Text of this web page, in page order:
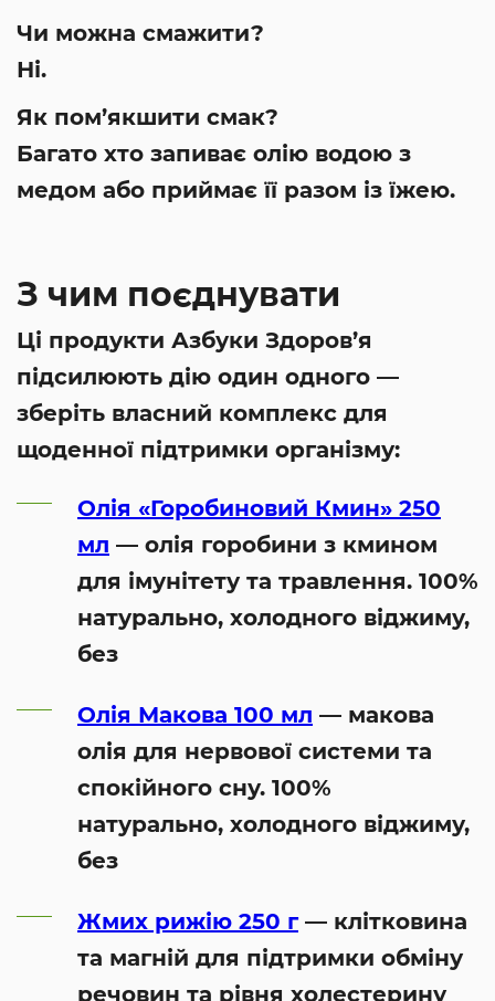
Чи можна смажити?
Ні.
Як пом’якшити смак?
Багато хто запиває олію водою з
медом або приймає її разом із їжею.
З чим поєднувати
Ці продукти Азбуки Здоров’я
підсилюють дію один одного —
зберіть власний комплекс для
щоденної підтримки організму:
Олія «Горобиновий Кмин» 250
мл — олія горобини з кмином
для імунітету та травлення. 100%
натурально, холодного віджиму,
без
Олія Макова 100 мл — макова
олія для нервової системи та
спокійного сну. 100%
натурально, холодного віджиму,
без
Жмих рижію 250 г— клітковина
та магній для підтримки обміну
речовин та рівня холестерину